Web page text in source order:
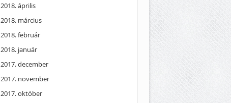
2018. április
2018. március
2018. február
2018. január
2017. december
2017. november
2017. október